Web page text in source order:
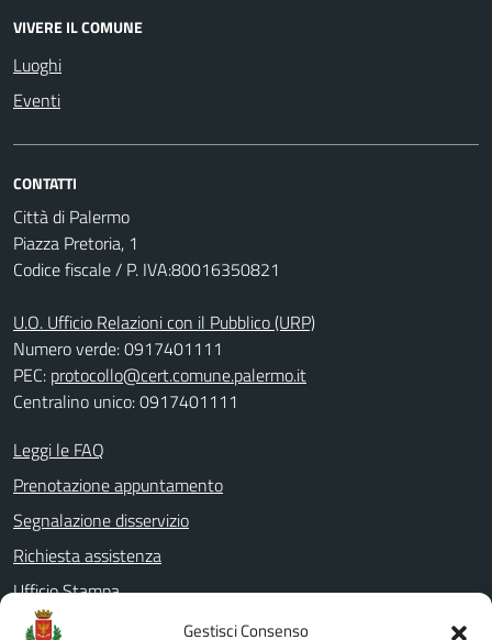
Gestisci Consenso
VIVERE IL COMUNE
Luoghi
Eventi
CONTATTI
Città di Palermo
Piazza Pretoria, 1
Codice fiscale / P. IVA:80016350821
U.O. Ufficio Relazioni con il Pubblico (URP)
Numero verde: 0917401111
PEC: protocollo@cert.comune.palermo.it
Centralino unico: 0917401111
Leggi le FAQ
Prenotazione appuntamento
Segnalazione disservizio
Richiesta assistenza
Ufficio Stampa
Amministrazione Trasparente